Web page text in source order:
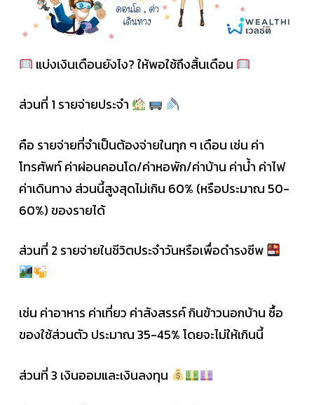
แบ่งเงินเดือนยังไง? ให้พอใช้ถึงสิ้นเดือน
ส่วนที่ 1 รายจ่ายประจำ
คือ รายจ่ายที่จำเป็นต้องจ่ายในทุก ๆ เดือน เช่น ค่า
โทรศัพท์ ค่าผ่อนคอนโด/ค่าหอพัก/ค่าบ้าน ค่าน้ำ ค่าไฟ
ค่าเดินทาง ส่วนนี้สูงสุดไม่เกิน 60% (หรือประมาณ 50-
60%) ของรายได้
ส่วนที่ 2 รายจ่ายในชีวิตประจำวันหรือเพื่อดำรงชีพ
เช่น ค่าอาหาร ค่าเที่ยว ค่าสังสรรค์ กินข้าวนอกบ้าน ซื้อ
ของใช้ส่วนตัว ประมาณ 35-45% โดยจะไม่ให้เกินนี้
ส่วนที่ 3 เงินออมและเงินลงทุน